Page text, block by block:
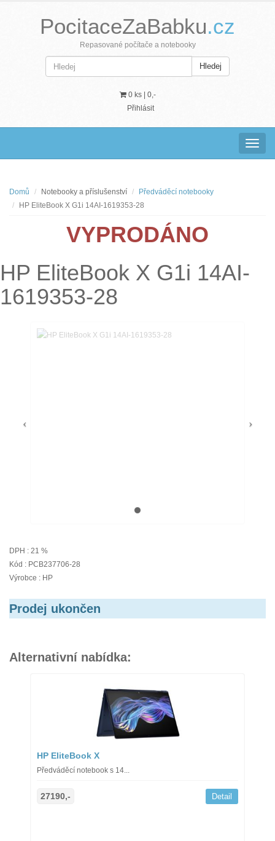
PocitaceZaBabku.cz
Repasované počítače a notebooky
Hledej
0 ks | 0,-
Přihlásit
Domů Notebooky a příslušenství
Předváděcí notebooky
HP EliteBook X G1i 14AI-1619353-28
VYPRODÁNO
HP EliteBook X G1i 14AI-
1619353-28
DPH : 21 %
Kód : PCB237706-28
Výrobce : HP
Prodej ukončen
Alternativní nabídka:
HP EliteBook X
Předváděcí notebook s 14...
27190,- Detail